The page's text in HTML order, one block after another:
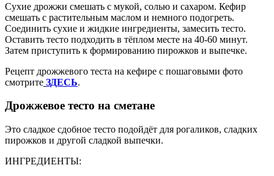
Сухие дрожжи смешать с мукой, солью и сахаром. Кефир
смешать с растительным маслом и немного подогреть.
Соединить сухие и жидкие ингредиенты, замесить тесто.
Оставить тесто подходить в тёплом месте на 40-60 минут.
Затем приступить к формированию пирожков и выпечке.
Рецепт дрожжевого теста на кефире с пошаговыми фото
смотрите ЗДЕСЬ.
Дрожжевое тесто на сметане
Это сладкое сдобное тесто подойдёт для рогаликов, сладких
пирожков и другой сладкой выпечки.
ИНГРЕДИЕНТЫ: